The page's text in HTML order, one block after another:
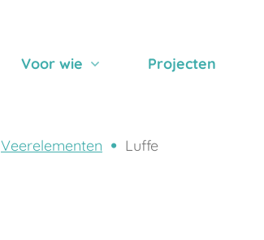
Voor wie Projecten
Veerelementen Luffe